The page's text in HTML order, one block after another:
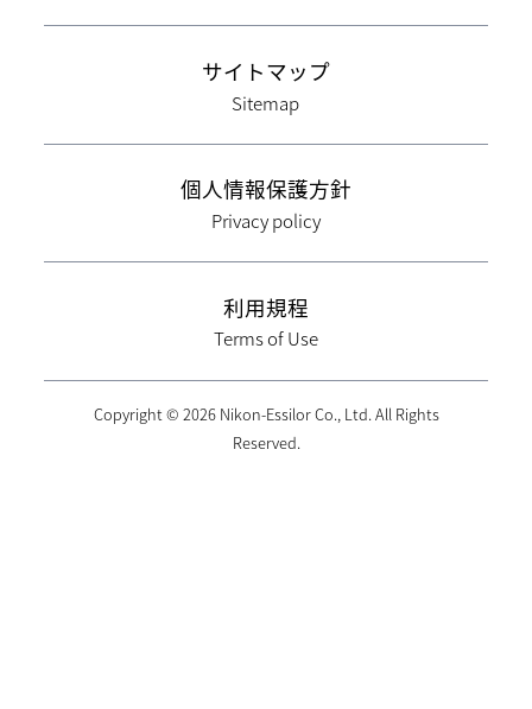
サイトマップ
Sitemap
個人情報保護方針
Privacy policy
利用規程
Terms of Use
Copyright © 2026 Nikon-Essilor Co., Ltd. All Rights
Reserved.